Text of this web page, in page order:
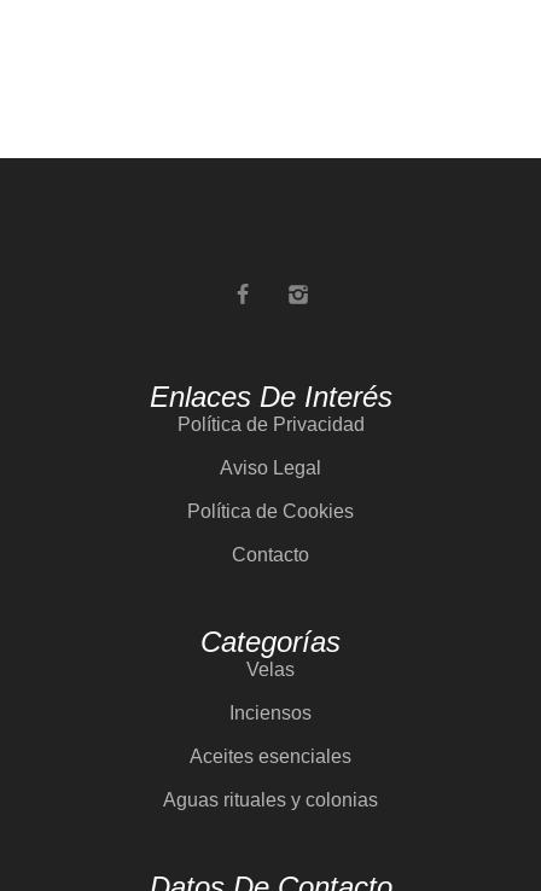
Enlaces De Interés
Política de Privacidad
Aviso Legal
Política de Cookies
Contacto
Categorías
Velas
Inciensos
Aceites esenciales
Aguas rituales y colonias